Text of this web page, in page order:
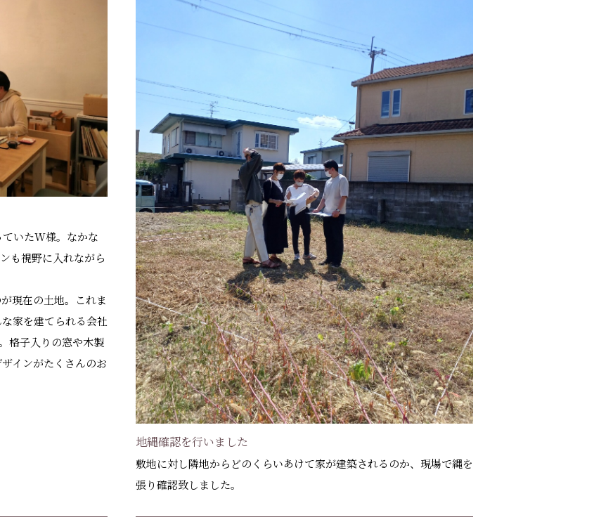
いたW様。なかな
も視野に入れながら
現在の土地。これま
家を建てられる会社
格子入りの窓や木製
インがたくさんのお
地縄確認を行いました
敷地に対し隣地からどのくらいあけて家が建築されるのか、現場で縄を
張り確認致しました。